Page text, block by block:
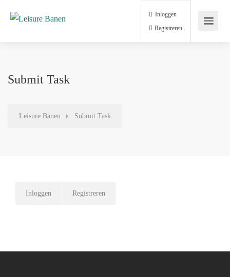
Inloggen
Registreren
Submit Task
Leisure Banen Submit Task
Inloggen Registreren